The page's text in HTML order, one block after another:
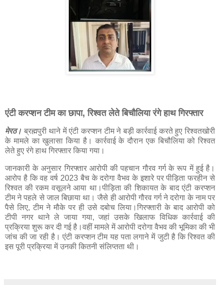
एंटी करप्शन टीम का छापा, रिश्वत लेते बिचौलिया रंगे हाथ गिरफ्तार
मेरठ। ब्रह्मपुरी थाने में एंटी करप्शन टीम ने बड़ी कार्रवाई करते हुए रिश्वतखोरी
के मामले का खुलासा किया है। कार्रवाई के दौरान एक बिचौलिया को रिश्वत
लेते हुए रंगे हाथ गिरफ्तार किया गया।
जानकारी के अनुसार गिरफ्तार आरोपी की पहचान गौरव गर्ग के रूप में हुई है।
आरोप है कि वह वर्ष 2023 बैच के दरोगा वैभव के इशारे पर पीड़िता फरहीन से
रिश्वत की रकम वसूलने आया था।पीड़िता की शिकायत के बाद एंटी करप्शन
टीम ने पहले से जाल बिछाया था। जैसे ही आरोपी गौरव गर्ग ने दरोगा के नाम पर
पैसे लिए, टीम ने मौके पर ही उसे दबोच लिया।गिरफ्तारी के बाद आरोपी को
टीपी नगर थाने ले जाया गया, जहां उसके खिलाफ विधिक कार्रवाई की
प्रक्रिया शुरू कर दी गई है।वहीं मामले में आरोपी दरोगा वैभव की भूमिका की भी
जांच की जा रही है। एंटी करप्शन टीम यह पता लगाने में जुटी है कि रिश्वत की
इस पूरी प्रक्रिया में उनकी कितनी संलिप्तता थी।